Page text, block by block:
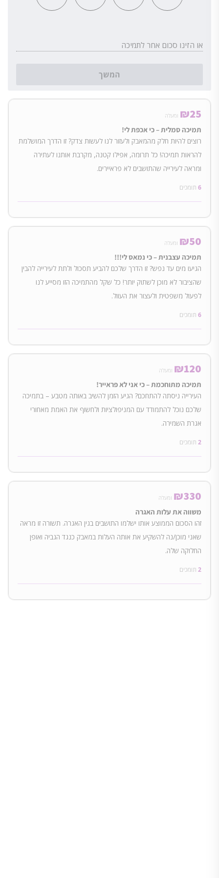
או הזינו סכום אחר לתמיכה
המשך
₪25 ומעלה
תמיכה סמלית – כי אכפת לי!
רוצים להיות חלק מהמאבק ולעזור לנו לעשות צדק? זו הדרך המושלמת
להראות תמיכה! כל תרומה, אפילו קטנה, מקרבת אותנו לעתירה
ומראה לעירייה שהתושבים לא פראיירים.
6 תומכים
₪50 ומעלה
תמיכה עצבנית – כי נמאס לי!!!
הגיעו מים עד נפש? זו הדרך שלכם להביע תסכול ולתת לעירייה להבין
שהציבור לא מוכן לשתוק יותר! כל שקל מהתמיכה הזו מסייע לנו
לפעול משפטית ולעצור את העוול.
6 תומכים
₪120 ומעלה
תמיכה מתוחכמת – כי אני לא פראייר!
העירייה ניסתה להתחכם? הגיע הזמן להשיב באותה מטבע – בתמיכה
שלכם נוכל להתמודד עם המניפולציות ולחשוף את האמת מאחורי
אגרת השמירה.
2 תומכים
₪330 ומעלה
משווה את עלות האגרה
זהו הסכום הממוצע אותו ישלמו התושבים בגין האגרה. תשורה זו מראה
שאני מוכן/נה להשקיע את אותה העלות במאבק כנגד הגביה ואופן
החלוקה שלה.
2 תומכים